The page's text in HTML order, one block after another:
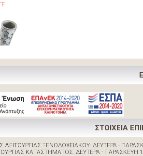
ΣΤΟΙΧΕΙΑ
ΛΕΙΤΟΥΡΓΙΑΣ ΞΕΝΟΔΟΧΕΙΑΚΟΥ: ΔΕΥΤΕΡΑ -
ΚΑΤΑΣΤΗΜΑΤΟΣ: ΔΕΥΤΕΡΑ - ΠΑΡΑΣΚΕΥΗ